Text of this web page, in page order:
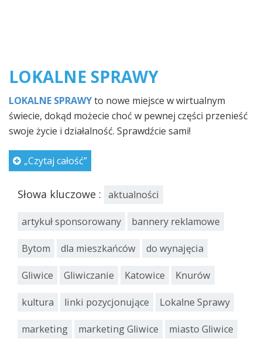
LOKALNE SPRAWY
LOKALNE SPRAWYto nowe miejsce w wirtualnym
świecie, dokąd możecie choć w pewnej części przenieść
swoje życie i działalność. Sprawdźcie sami!
„Czytaj całość”
Słowa kluczowe : aktualności
artykuł sponsorowany bannery reklamowe
Bytom dla mieszkańców do wynajęcia
Gliwice Gliwiczanie Katowice Knurów
kultura linki pozycjonujące Lokalne Sprawy
marketing marketing Gliwice miasto Gliwice